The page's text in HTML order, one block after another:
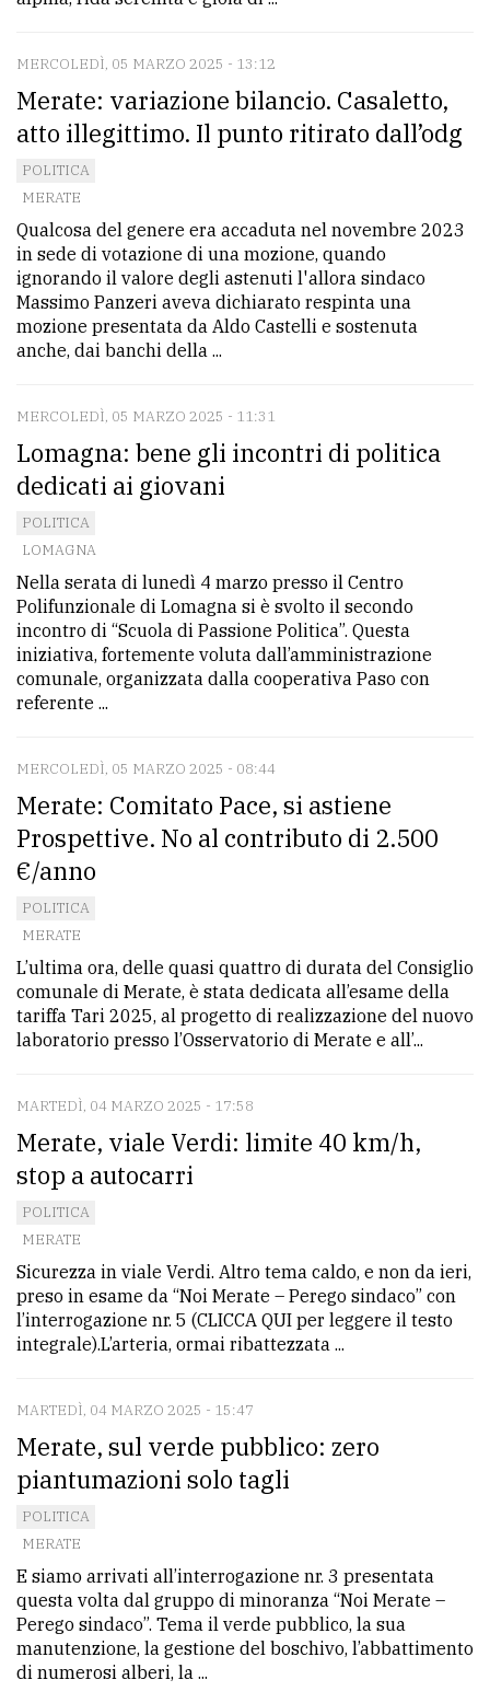
MERCOLEDÌ, 05 MARZO 2025 - 13:12
Merate: variazione bilancio. Casaletto,
atto illegittimo. Il punto ritirato dall’odg
POLITICA
MERATE
Qualcosa del genere era accaduta nel novembre 2023
in sede di votazione di una mozione, quando
ignorando il valore degli astenuti l'allora sindaco
Massimo Panzeri aveva dichiarato respinta una
mozione presentata da Aldo Castelli e sostenuta
anche, dai banchi della ...
MERCOLEDÌ, 05 MARZO 2025 - 11:31
Lomagna: bene gli incontri di politica
dedicati ai giovani
POLITICA
LOMAGNA
Nella serata di lunedì 4 marzo presso il Centro
Polifunzionale di Lomagna si è svolto il secondo
incontro di “Scuola di Passione Politica”. Questa
iniziativa, fortemente voluta dall’amministrazione
comunale, organizzata dalla cooperativa Paso con
referente ...
MERCOLEDÌ, 05 MARZO 2025 - 08:44
Merate: Comitato Pace, si astiene
Prospettive. No al contributo di 2.500
€/anno
POLITICA
MERATE
L’ultima ora, delle quasi quattro di durata del Consiglio
comunale di Merate, è stata dedicata all’esame della
tariffa Tari 2025, al progetto di realizzazione del nuovo
laboratorio presso l’Osservatorio di Merate e all’...
MARTEDÌ, 04 MARZO 2025 - 17:58
Merate, viale Verdi: limite 40 km/h,
stop a autocarri
POLITICA
MERATE
Sicurezza in viale Verdi. Altro tema caldo, e non da ieri,
preso in esame da “Noi Merate – Perego sindaco” con
l’interrogazione nr. 5 (CLICCA QUI per leggere il testo
integrale).L’arteria, ormai ribattezzata ...
MARTEDÌ, 04 MARZO 2025 - 15:47
Merate, sul verde pubblico: zero
piantumazioni solo tagli
POLITICA
MERATE
E siamo arrivati all’interrogazione nr. 3 presentata
questa volta dal gruppo di minoranza “Noi Merate –
Perego sindaco”. Tema il verde pubblico, la sua
manutenzione, la gestione del boschivo, l’abbattimento
di numerosi alberi, la ...